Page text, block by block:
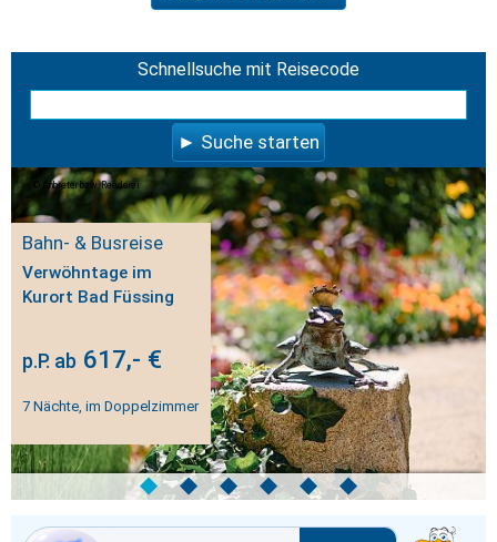
Schnellsuche mit Reisecode
Suche starten
Anbieter bzw. Reederei
Bahn- & Busreise
Verwöhntage im
Kurort Bad Füssing
p.P. ab 617,- €
7 Nächte, im Doppelzimmer
◆ ◆ ◆ ◆ ◆ ◆